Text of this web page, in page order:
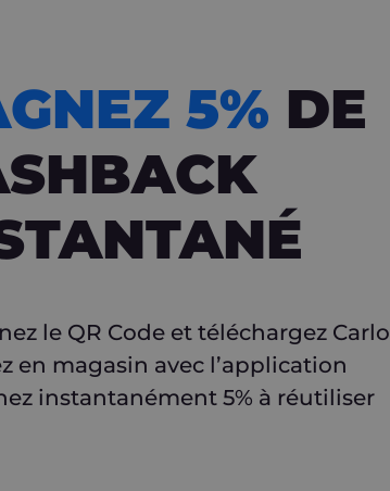
avec l’application
5% DE
le QR Code et téléchargez Carlo
en magasin avec l’application
instantanément 5% à réutiliser